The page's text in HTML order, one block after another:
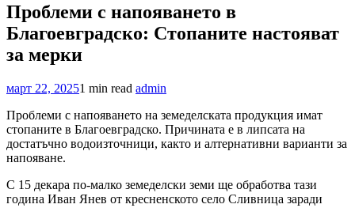
Проблеми с напояването в
Благоевградско: Стопаните настояват
за мерки
март 22, 20251 min read admin
Проблеми с напояването на земеделската продукция имат
стопаните в Благоевградско. Причината е в липсата на
достатъчно водоизточници, както и алтернативни варианти за
напояване.
С 15 декара по-малко земеделски земи ще обработва тази
година Иван Янев от кресненското село Сливница заради